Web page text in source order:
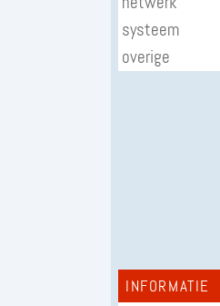
systeem
overige
INFORMATIE